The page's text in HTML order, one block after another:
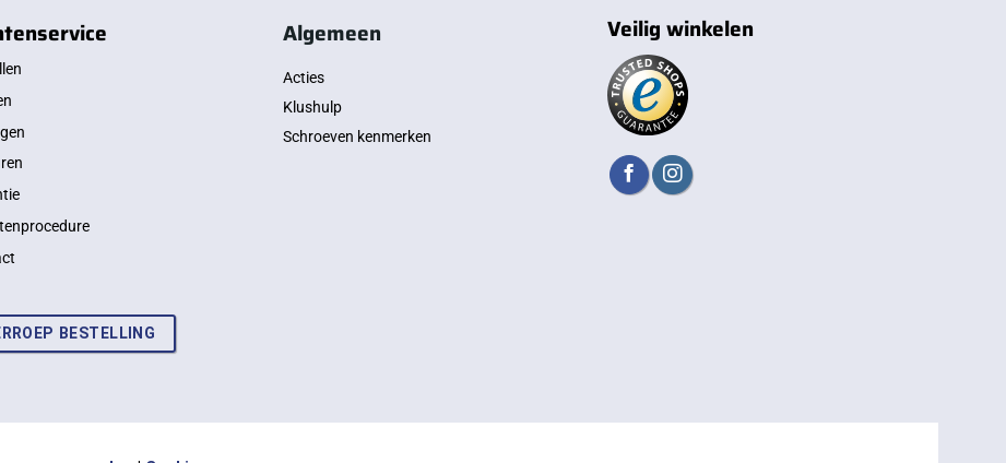
BESTELLING
Algemeen
Acties
Klushulp
Schroeven kenmerken
Veilig winkelen